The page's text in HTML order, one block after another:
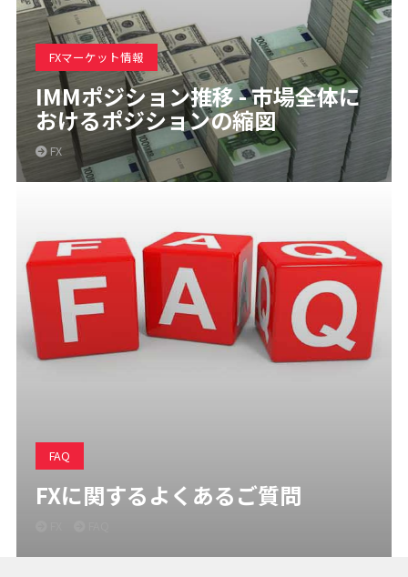
FXマーケット情報
IMMポジション推移 - 市場全体に
おけるポジションの縮図
FX
FAQ
FXに関するよくあるご質問